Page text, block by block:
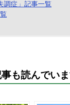
調症」記事一覧
も読んでいま